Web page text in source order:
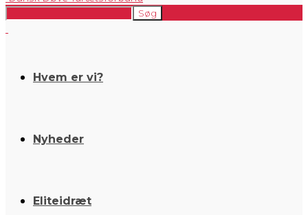
Hvem er vi?
Nyheder
Eliteidræt